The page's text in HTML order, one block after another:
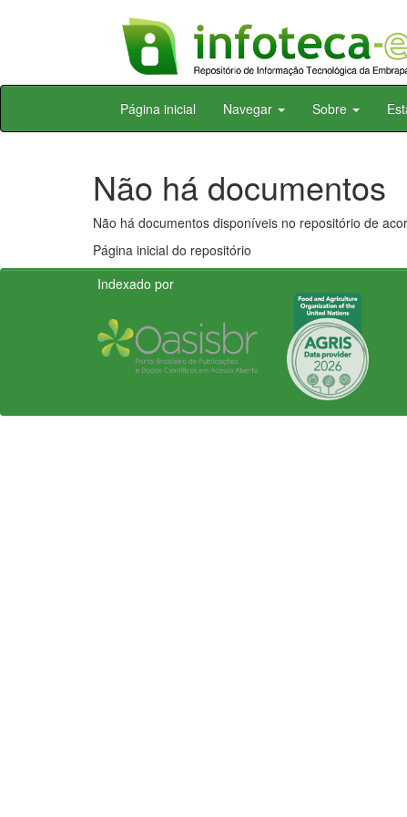
Skip
Página inicial Navegar Sobre
Não há documentos
Não há documentos disponíveis no repositório de
Página inicial do repositório
Indexado por